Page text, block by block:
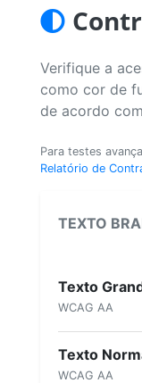
Verifique a
como cor de
de acordo
Para testes
Relatório de
TEXTO
Texto
WCAG AA
Texto
WCAG AA